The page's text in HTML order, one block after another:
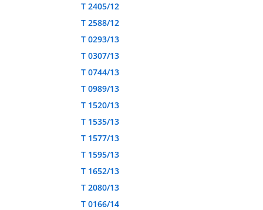
T 2405/12
T 2588/12
T 0293/13
T 0307/13
T 0744/13
T 0989/13
T 1520/13
T 1535/13
T 1577/13
T 1595/13
T 1652/13
T 2080/13
T 0166/14